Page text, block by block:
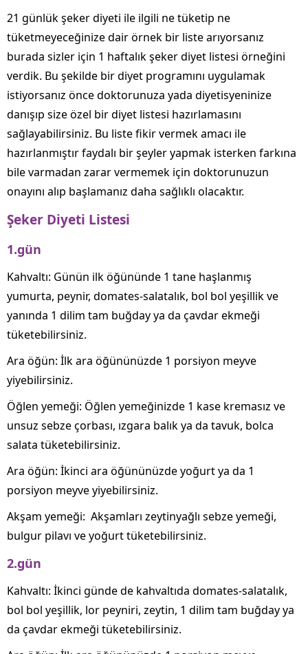
21 günlük şeker diyeti ile ilgili ne tüketip ne
tüketmeyeceğinize dair örnek bir liste arıyorsanız
burada sizler için 1 haftalık şeker diyet listesi örneğini
verdik. Bu şekilde bir diyet programını uygulamak
istiyorsanız önce doktorunuza yada diyetisyeninize
danışıp size özel bir diyet listesi hazırlamasını
sağlayabilirsiniz. Bu liste fikir vermek amacı ile
hazırlanmıştır faydalı bir şeyler yapmak isterken farkına
bile varmadan zarar vermemek için doktorunuzun
onayını alıp başlamanız daha sağlıklı olacaktır.
Şeker Diyeti Listesi
1.gün
Kahvaltı: Günün ilk öğününde 1 tane haşlanmış
yumurta, peynir, domates-salatalık, bol bol yeşillik ve
yanında 1 dilim tam buğday ya da çavdar ekmeği
tüketebilirsiniz.
Ara öğün: İlk ara öğününüzde 1 porsiyon meyve
yiyebilirsiniz.
Öğlen yemeği: Öğlen yemeğinizde 1 kase kremasız ve
unsuz sebze çorbası, ızgara balık ya da tavuk, bolca
salata tüketebilirsiniz.
Ara öğün: İkinci ara öğününüzde yoğurt ya da 1
porsiyon meyve yiyebilirsiniz.
Akşam yemeği: Akşamları zeytinyağlı sebze yemeği,
bulgur pilavı ve yoğurt tüketebilirsiniz.
2.gün
Kahvaltı: İkinci günde de kahvaltıda domates-salatalık,
bol bol yeşillik, lor peyniri, zeytin, 1 dilim tam buğday ya
da çavdar ekmeği tüketebilirsiniz.